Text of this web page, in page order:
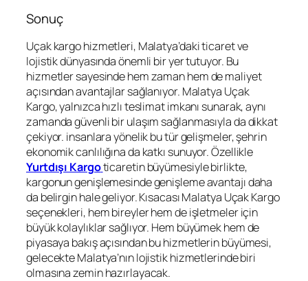
Sonuç
Uçak kargo hizmetleri, Malatya’daki ticaret ve
lojistik dünyasında önemli bir yer tutuyor. Bu
hizmetler sayesinde hem zaman hem de maliyet
açısından avantajlar sağlanıyor. Malatya Uçak
Kargo, yalnızca hızlı teslimat imkanı sunarak, aynı
zamanda güvenli bir ulaşım sağlanmasıyla da dikkat
çekiyor. insanlara yönelik bu tür gelişmeler, şehrin
ekonomik canlılığına da katkı sunuyor. Özellikle
Yurtdışı Kargoticaretin büyümesiyle birlikte,
kargonun genişlemesinde genişleme avantajı daha
da belirgin hale geliyor. Kısacası Malatya Uçak Kargo
seçenekleri, hem bireyler hem de işletmeler için
büyük kolaylıklar sağlıyor. Hem büyümek hem de
piyasaya bakış açısından bu hizmetlerin büyümesi,
gelecekte Malatya’nın lojistik hizmetlerinde biri
olmasına zemin hazırlayacak.